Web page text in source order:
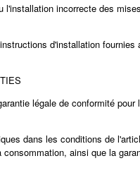
l'installation incorrecte des
d'installation fournies
légale de conformité pour
dans les conditions de
ainsi que la